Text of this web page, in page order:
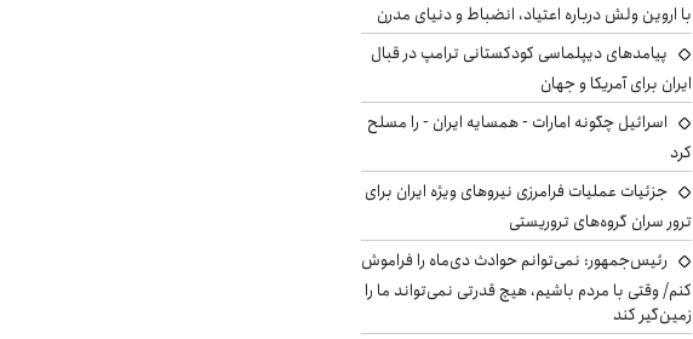
با اروین ولش درباره اعتیاد، انضباط و دنیای مدرن
پیامدهای دیپلماسی کودکستانی ترامپ در قبال
ایران برای آمریکا و جهان
اسرائیل چگونه امارات - همسایه ایران - را مسلح
کرد
جزئیات عملیات فرامرزی نیروهای ویژه ایران برای
ترور سران گروه‌های تروریستی
رئیس‌جمهور: نمی‌توانم حوادث دی‌ماه را فراموش
کنم/ وقتی با مردم باشیم، هیچ قدرتی نمی‌تواند ما را
زمین‌گیر کند